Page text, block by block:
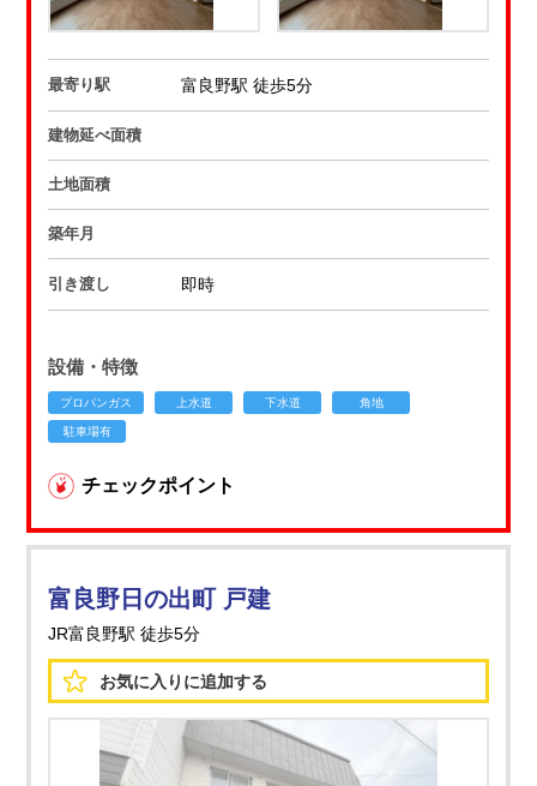
最寄り駅 富良野駅 徒歩5分
建物延べ面積
土地面積
築年月
引き渡し 即時
設備・特徴
プロパンガス 上水道 下水道 角地
駐車場有
チェックポイント
富良野日の出町 戸建
JR富良野駅 徒歩5分
お気に入りに追加する